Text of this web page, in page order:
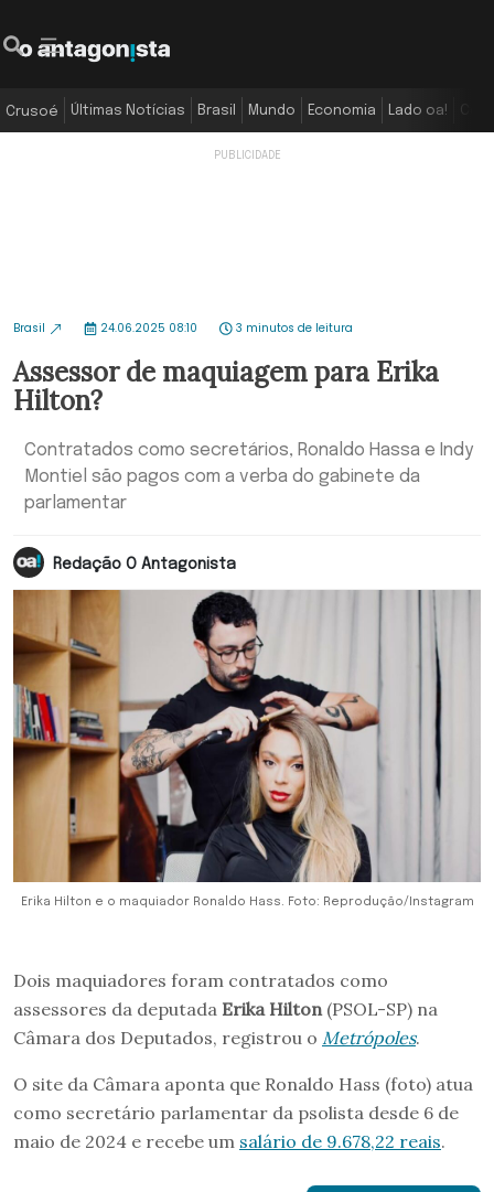
Crusoé Últimas Notícias Brasil Mundo Economia Lado oa!
Brasil 24.06.2025 08:10 3 minutos de leitura
Assessor de maquiagem para Erika
Hilton?
Contratados como secretários, Ronaldo Hassa e Indy
Montiel são pagos com a verba do gabinete da
parlamentar
Redação O Antagonista
Erika Hilton e o maquiador Ronaldo Hass. Foto: Reprodução/Instagram
Dois maquiadores foram contratados como
assessores da deputada Erika Hilton(PSOL-SP) na
Câmara dos Deputados, registrou o Metrópoles.
O site da Câmara aponta que Ronaldo Hass (foto) atua
como secretário parlamentar da psolista desde 6 de
maio de 2024 e recebe um salário de 9.678,22 reais.